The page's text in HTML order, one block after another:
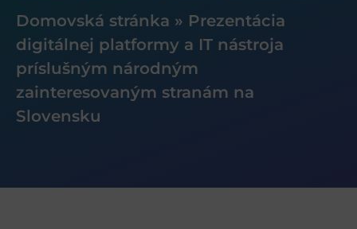
Domovská stránka » Prezentácia
digitálnej platformy a IT nástroja
príslušným národným
zainteresovaným stranám na
Slovensku